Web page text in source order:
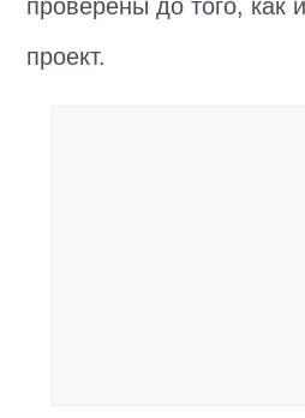
проверены до того, как
проект.